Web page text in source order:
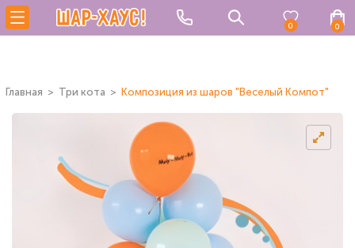
0 0
Главная Три кота Композиция из шаров "Веселый Компот"